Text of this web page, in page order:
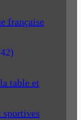
française
table et
sportives